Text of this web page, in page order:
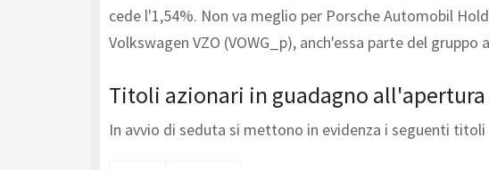
cede l'1,54%. Non va meglio per Porsche Automobil
Volkswagen VZO (VOWG_p), anch'essa parte del
Titoli azionari in guadagno all'apertura
In avvio di seduta si mettono in evidenza i seguenti